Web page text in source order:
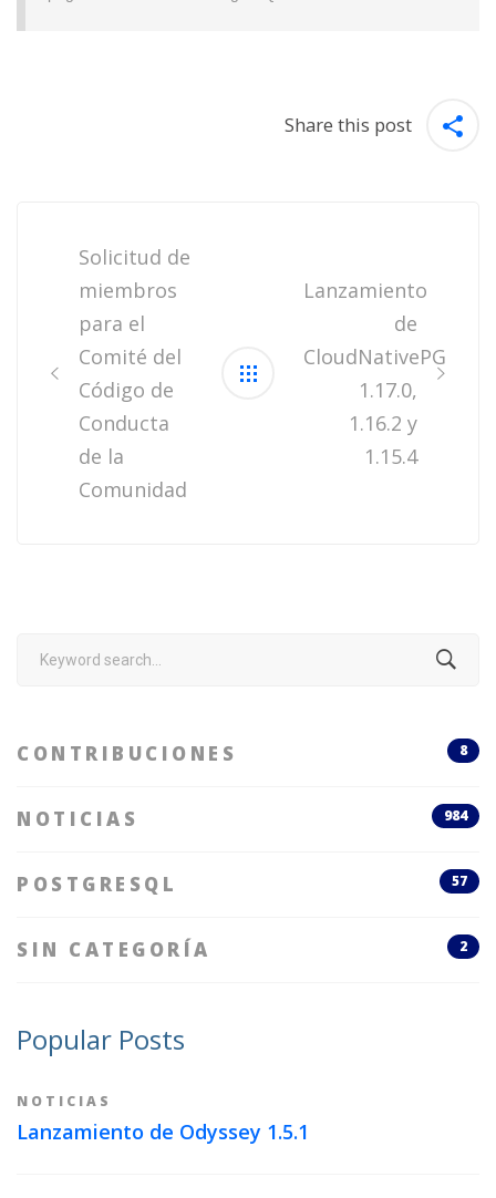
Share this post
navigation
Solicitud de
miembros
para el
Comité del
Código de
Conducta
de la
Comunidad
Lanzamiento
de
CloudNativePG
1.17.0,
1.16.2 y
1.15.4
Search
CONTRIBUCIONES 8
NOTICIAS 984
POSTGRESQL 57
SIN CATEGORÍA 2
Popular Posts
NOTICIAS
Lanzamiento de Odyssey 1.5.1